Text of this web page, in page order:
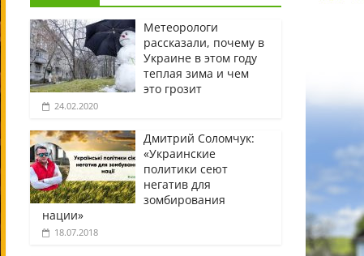
Метеорологи
рассказали, почему в
Украине в этом году
теплая зима и чем
это грозит
24.02.2020
Дмитрий Соломчук:
«Украинские
политики сеют
негатив для
зомбирования
нации»
18.07.2018